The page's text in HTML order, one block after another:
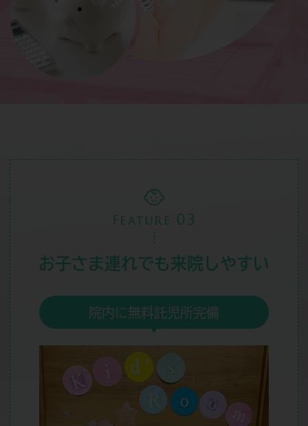
Feature 03
お子さま連れでも来院しやすい
院内に無料託児所完備